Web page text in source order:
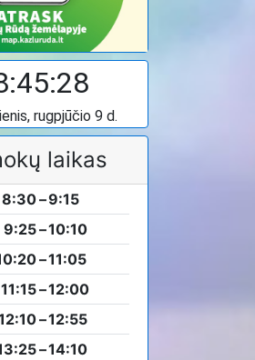
rugpjūčio 9 d.
laikas
8:30–9:15
9:25–10:10
–11:05
11:15–12:00
–12:55
–14:10